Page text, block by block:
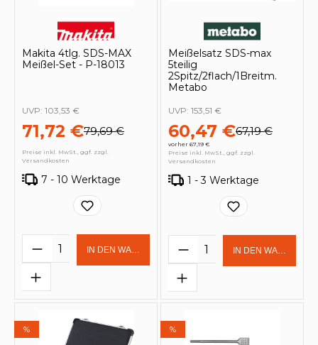
Makita 4tlg. SDS-MAX
Meißel-Set - P-18013
71,72 €79,69 €
UVP: 103,53 €
Preise inkl. MwSt., ggf. zzgl.
Versandkosten
7 - 10 Werktage
Produkt Anzahl: Gib den
IN DEN WARENKORB
Meißelsatz SDS-max
5teilig
2Spitz/2flach/1Breitm.
Metabo
60,47 €67,19 €
vorher 67,19 €
UVP: 153,51 €
Preise inkl. MwSt., ggf. zzgl.
Versandkosten
1 - 3 Werktage
Produkt Anzahl:
IN DEN
% %